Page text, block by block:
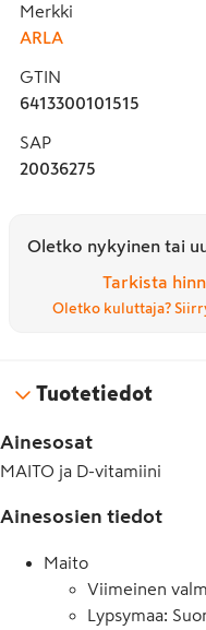
Merkki
ARLA
GTIN
6413300101515
SAP
20036275
Oletko nykyinen tai
Tarkista
Oletko kuluttaja?
Tuotetiedot
Ainesosat
MAITO ja D-vitamiini
Ainesosien tiedot
Maito
Viimeinen
Lypsymaa: